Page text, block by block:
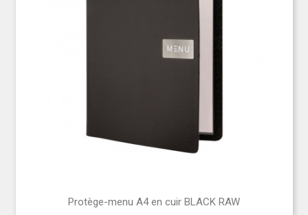
Protège-menu A4 en cuir BLACK RAW